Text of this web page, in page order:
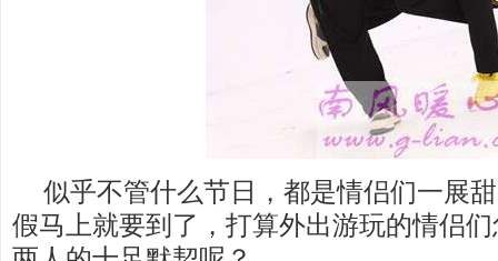
似乎不管什么节日，都是情侣们一展
假马上就要到了，打算外出游玩的情侣